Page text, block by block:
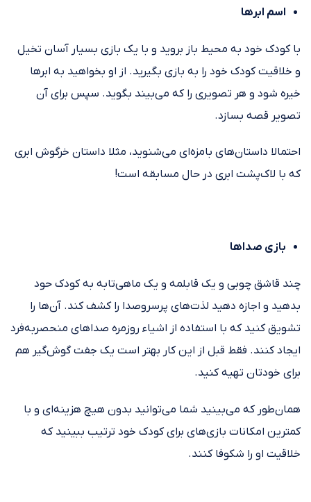
اسم ابرها
با کودک خود به محیط باز بروید و با یک بازی بسیار آسان تخیل
و خلاقیت کودک خود را به بازی بگیرید. از او بخواهید به ابرها
خیره شود و هر تصویری را که می‌بیند بگوید. سپس برای آن
تصویر قصه بسازد.
احتمالا داستان‌های بامزه‌ای می‌شنوید، مثلا داستان خرگوش ابری
که با لاک‌پشت ابری در حال مسابقه است!
بازی صداها
چند قاشق چوبی و یک قابلمه و یک ماهی‌تابه به کودک حود
بدهید و اجازه دهید لذت‌های پرسروصدا را کشف کند. آن‌ها را
تشویق کنید که با استفاده از اشیاء روزمره صداهای منحصربه‌فرد
ایجاد کنند. فقط قبل از این کار بهتر است یک جفت گوش‌گیر هم
برای خودتان تهیه کنید.
همان‌طور که می‌بینید شما می‌توانید بدون هیچ هزینه‌ای و با
کمترین امکانات بازی‌های برای کودک خود ترتیب ببینید که
خلاقیت او را شکوفا کنند.